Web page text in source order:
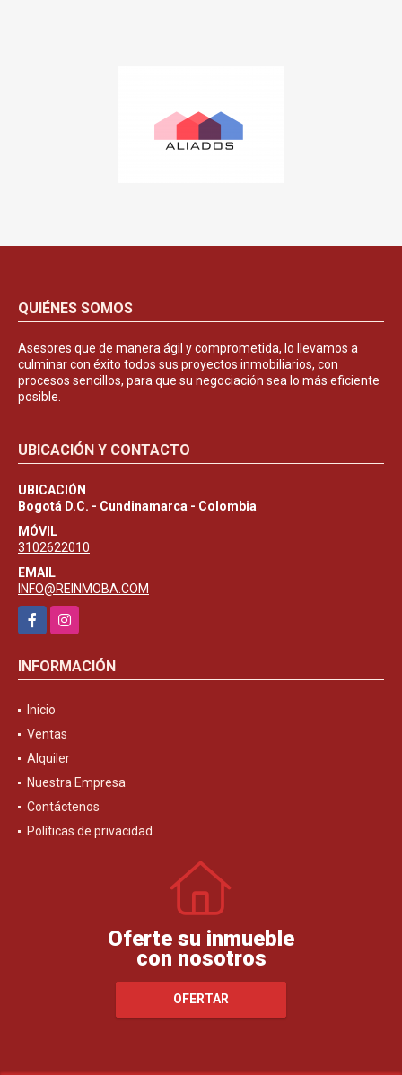
QUIÉNES SOMOS
Asesores que de manera ágil y comprometida, lo llevamos a
culminar con éxito todos sus proyectos inmobiliarios, con
procesos sencillos, para que su negociación sea lo más eficiente
posible.
UBICACIÓN Y CONTACTO
UBICACIÓN
Bogotá D.C. - Cundinamarca - Colombia
MÓVIL
3102622010
EMAIL
INFO@REINMOBA.COM
FacebookInstagram
INFORMACIÓN
Inicio
Ventas
Alquiler
Nuestra Empresa
Contáctenos
Políticas de privacidad
Oferte su inmueble
con nosotros
OFERTAR